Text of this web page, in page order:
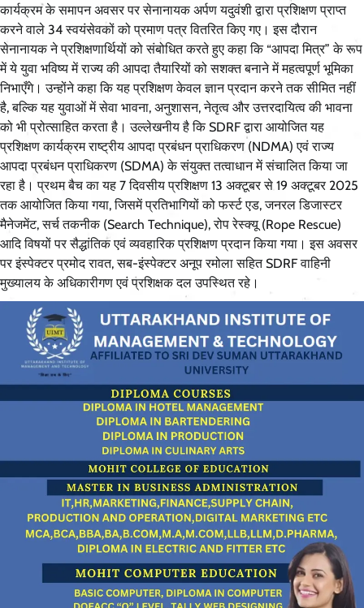
कार्यक्रम के समापन अवसर पर सेनानायक अर्पण यदुवंशी द्वारा प्रशिक्षण प्राप्त
करने वाले 34 स्वयंसेवकों को प्रमाण पत्र वितरित किए गए। इस दौरान
सेनानायक ने प्रशिक्षणार्थियों को संबोधित करते हुए कहा कि “आपदा मित्र” के रूप
में ये युवा भविष्य में राज्य की आपदा तैयारियों को सशक्त बनाने में महत्वपूर्ण भूमिका
निभाएँगे। उन्होंने कहा कि यह प्रशिक्षण केवल ज्ञान प्रदान करने तक सीमित नहीं
है, बल्कि यह युवाओं में सेवा भावना, अनुशासन, नेतृत्व और उत्तरदायित्व की भावना
को भी प्रोत्साहित करता है। उल्लेखनीय है कि SDRF द्वारा आयोजित यह
प्रशिक्षण कार्यक्रम राष्ट्रीय आपदा प्रबंधन प्राधिकरण (NDMA) एवं राज्य
आपदा प्रबंधन प्राधिकरण (SDMA) के संयुक्त तत्वाधान में संचालित किया जा
रहा है। प्रथम बैच का यह 7 दिवसीय प्रशिक्षण 13 अक्टूबर से 19 अक्टूबर 2025
तक आयोजित किया गया, जिसमें प्रतिभागियों को फर्स्ट एड, जनरल डिजास्टर
मैनेजमेंट, सर्च तकनीक (Search Technique), रोप रेस्क्यू (Rope Rescue)
आदि विषयों पर सैद्धांतिक एवं व्यवहारिक प्रशिक्षण प्रदान किया गया। इस अवसर
पर इंस्पेक्टर प्रमोद रावत, सब-इंस्पेक्टर अनूप रमोला सहित SDRF वाहिनी
मुख्यालय के अधिकारीगण एवं प्रशिक्षक दल उपस्थित रहे।